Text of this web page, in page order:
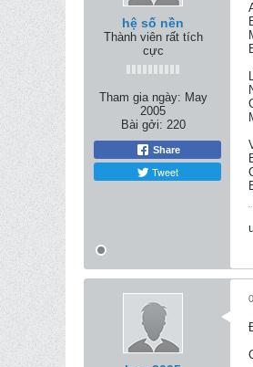
hệ số nền
Thành viên rất tích
cực
Tham gia ngày: May
2005
Bài gởi: 220
Share
Tweet